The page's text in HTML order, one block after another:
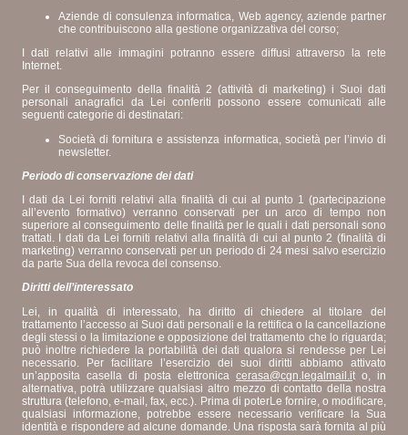
Aziende di consulenza informatica, Web agency, aziende partner
che contribuiscono alla gestione organizzativa del corso;
I dati relativi alle immagini potranno essere diffusi attraverso la rete
Internet.
Per il conseguimento della finalità 2 (attività di marketing) i Suoi dati
personali anagrafici da Lei conferiti possono essere comunicati alle
seguenti categorie di destinatari:
Società di fornitura e assistenza informatica, società per l’invio di
newsletter.
Periodo di conservazione dei dati
I dati da Lei forniti relativi alla finalità di cui al punto 1 (partecipazione
all’evento formativo) verranno conservati per un arco di tempo non
superiore al conseguimento delle finalità per le quali i dati personali sono
trattati. I dati da Lei forniti relativi alla finalità di cui al punto 2 (finalità di
marketing) verranno conservati per un periodo di 24 mesi salvo esercizio
da parte Sua della revoca del consenso.
Diritti dell’interessato
Lei, in qualità di interessato, ha diritto di chiedere al titolare del
trattamento l’accesso ai Suoi dati personali e la rettifica o la cancellazione
degli stessi o la limitazione e opposizione del trattamento che lo riguarda;
può inoltre richiedere la portabilità dei dati qualora si rendesse per Lei
necessario. Per facilitare l’esercizio dei suoi diritti abbiamo attivato
un’apposita casella di posta elettronica cerasa@cgn.legalmail.it o, in
alternativa, potrà utilizzare qualsiasi altro mezzo di contatto della nostra
struttura (telefono, e-mail, fax, ecc.). Prima di poterLe fornire, o modificare,
qualsiasi informazione, potrebbe essere necessario verificare la Sua
identità e rispondere ad alcune domande. Una risposta sarà fornita al più